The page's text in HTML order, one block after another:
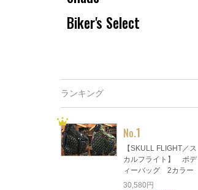
Biker's Select
ランキング
No.1
【SKULL FLIGHT／ス
カルフライト】 ボデ
ィーバッグ 2カラー
30,580円